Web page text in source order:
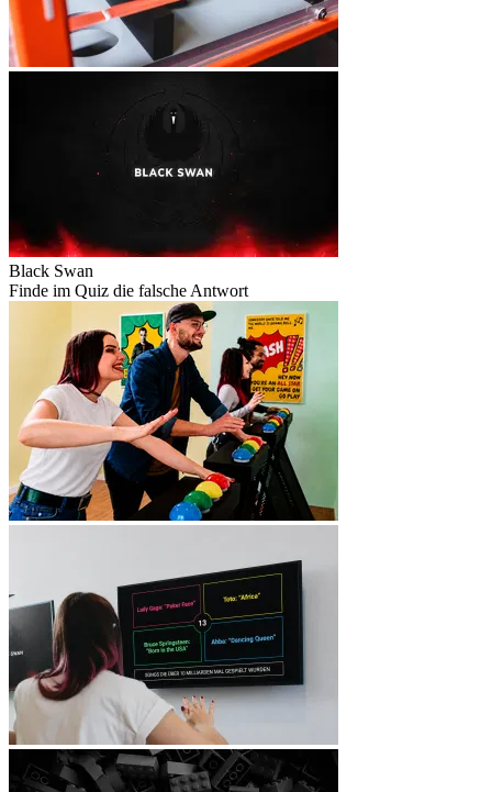
Black Swan
Finde im Quiz die falsche Antwort